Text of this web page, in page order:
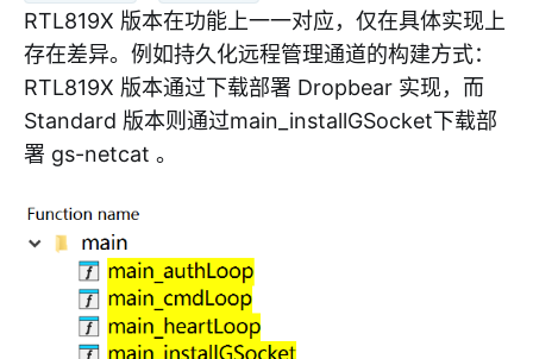
RTL819X 版本在功能上一一对应，仅在具体实现上
存在差异。例如持久化远程管理通道的构建方式：
RTL819X 版本通过下载部署 Dropbear 实现，而
Standard 版本则通过main_installGSocket下载部
署 gs-netcat 。